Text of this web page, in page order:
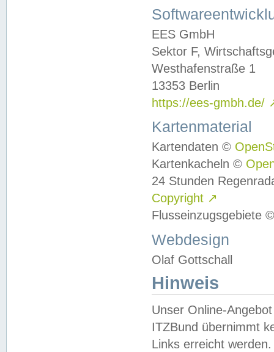
EES GmbH
Sektor F,
Westhafenstraße 1
13353 Berlin
https://ees-gmbh.de/
Kartenmaterial
Kartendaten ©
Kartenkacheln ©
24 Stunden
Copyright ↗
Flusseinzugsgebiete
Webdesign
Olaf Gottschall
Hinweis
Unser Online-
ITZBund übernimmt
Links erreicht